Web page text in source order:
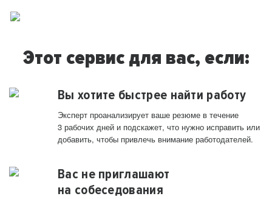
Этот сервис для вас, если:
Вы хотите быстрее найти работу
Эксперт проанализирует ваше резюме в течение
3 рабочих дней и подскажет, что нужно исправить или
добавить, чтобы привлечь внимание работодателей.
Вас не приглашают
на собеседования